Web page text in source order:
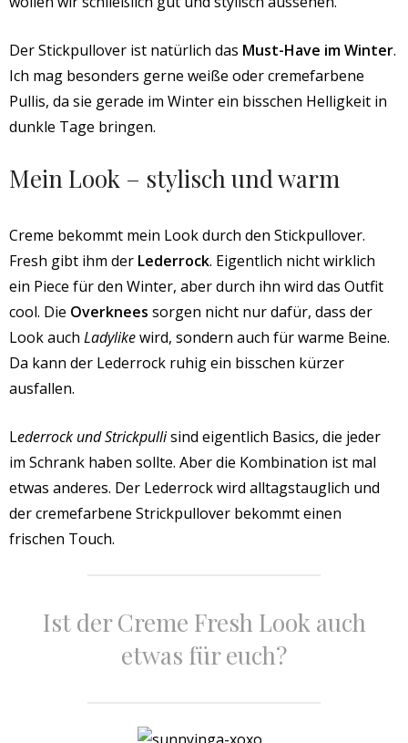
Der Stickpullover ist natürlich das Must-Have im Winter.
Ich mag besonders gerne weiße oder cremefarbene
Pullis, da sie gerade im Winter ein bisschen Helligkeit in
dunkle Tage bringen.
Mein Look – stylisch und warm
Creme bekommt mein Look durch den Stickpullover.
Fresh gibt ihm der Lederrock. Eigentlich nicht wirklich
ein Piece für den Winter, aber durch ihn wird das Outfit
cool. Die Overknees sorgen nicht nur dafür, dass der
Look auch Ladylikewird, sondern auch für warme Beine.
Da kann der Lederrock ruhig ein bisschen kürzer
ausfallen.
Lederrock und Strickpullisind eigentlich Basics, die jeder
im Schrank haben sollte. Aber die Kombination ist mal
etwas anderes. Der Lederrock wird alltagstauglich und
der cremefarbene Strickpullover bekommt einen
frischen Touch.
Ist der Creme Fresh Look auch
etwas für euch?